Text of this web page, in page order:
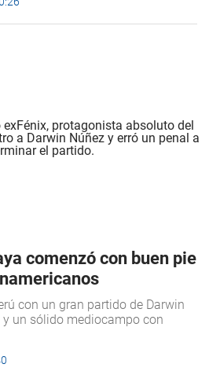
comenzó con buen pie
con un gran partido de Darwin
y un sólido mediocampo con